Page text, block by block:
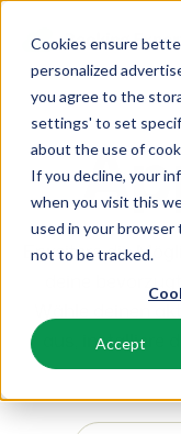
Cookies ensure
personalized
you agree to the
settings' to set
about the use of
If you decline, your
when you visit this
used in your
not to be tracked.
Accept
Plattform
BEX PMS
PMS
Verwalte alle Backoffice
Vermarkte dein
Unsere
BEX für:
Ferienhäuser,
Stellplätze, Camping,
Ressourcen
Wissenswertes
BEX Educate | Pro
Weiter lernen, weiter
Preise
Kundenstories
Erweitere die
deine
Wähle deinen
aus, installiere